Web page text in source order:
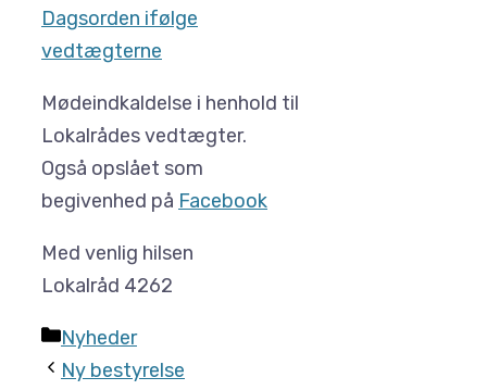
Dagsorden ifølge
vedtægterne
Mødeindkaldelse i henhold til
Lokalrådes vedtægter.
Også opslået som
begivenhed på Facebook
Med venlig hilsen
Lokalråd 4262
Kategorier
Nyheder
Ny bestyrelse